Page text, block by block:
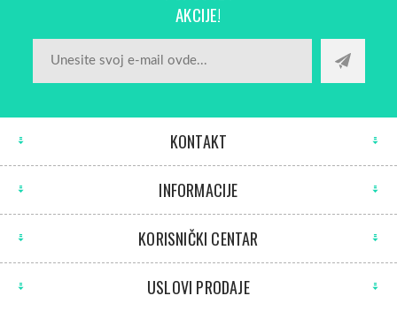
AKCIJE!
KONTAKT
INFORMACIJE
KORISNIČKI CENTAR
USLOVI PRODAJE